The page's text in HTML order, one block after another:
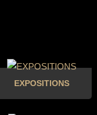
EXPOSITIONS